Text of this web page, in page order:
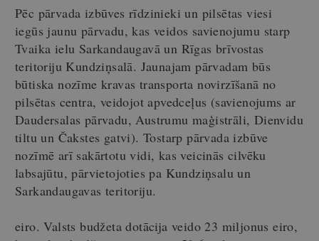
Pēc pārvada izbūves rīdzinieki un pilsētas viesi
iegūs jaunu pārvadu, kas veidos savienojumu starp
Tvaika ielu Sarkandaugavā un Rīgas brīvostas
teritoriju Kundziņsalā. Jaunajam pārvadam būs
būtiska nozīme kravas transporta novirzīšanā no
pilsētas centra, veidojot apvedceļus (savienojums ar
Daudersalas pārvadu, Austrumu maģistrāli, Dienvidu
tiltu un Čakstes gatvi). Tostarp pārvada izbūve
nozīmē arī sakārtotu vidi, kas veicinās cilvēku
labsajūtu, pārvietojoties pa Kundziņsalu un
Sarkandaugavas teritoriju.
eiro. Valsts budžeta dotācija veido 23 miljonus eiro,